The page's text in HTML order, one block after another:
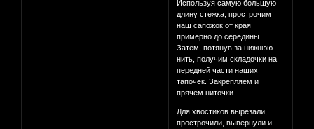
Используя самую большую
длину стежка, прострочим
наш сапожок от края
примерно до середины.
Затем, потянув за нижнюю
нить, получим складочки на
передней части наших
тапочек. Закрепляем и
прячем ниточки.
Для хвостиков вырезали,
прострочили, вывернули и